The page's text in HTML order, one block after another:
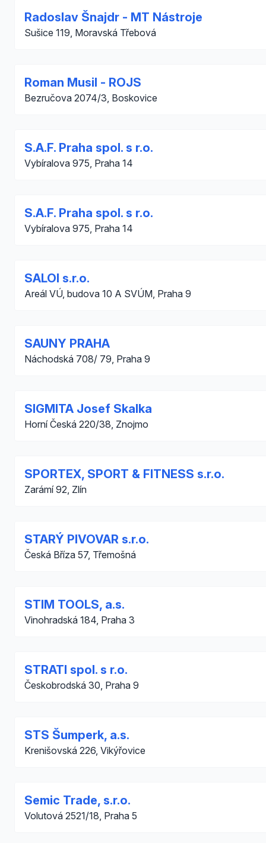
Radoslav Šnajdr - MT Nástroje
Sušice 119, Moravská Třebová
Roman Musil - ROJS
Bezručova 2074/3, Boskovice
S.A.F. Praha spol. s r.o.
Vybíralova 975, Praha 14
S.A.F. Praha spol. s r.o.
Vybíralova 975, Praha 14
SALOI s.r.o.
Areál VÚ, budova 10 A SVÚM, Praha 9
SAUNY PRAHA
Náchodská 708/ 79, Praha 9
SIGMITA Josef Skalka
Horní Česká 220/38, Znojmo
SPORTEX, SPORT & FITNESS s.r.o.
Zarámí 92, Zlín
STARÝ PIVOVAR s.r.o.
Česká Bříza 57, Třemošná
STIM TOOLS, a.s.
Vinohradská 184, Praha 3
STRATI spol. s r.o.
Českobrodská 30, Praha 9
STS Šumperk, a.s.
Krenišovská 226, Vikýřovice
Semic Trade, s.r.o.
Volutová 2521/18, Praha 5